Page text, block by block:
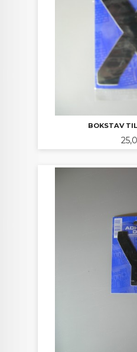
BOKSTAV
Pris